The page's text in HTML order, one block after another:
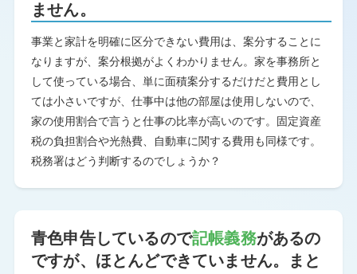
ません。
事業と家計を明確に区分できない費用は、案分することに
なりますが、案分根拠がよくわかりません。家を事務所と
して使っている場合、単に面積案分するだけだと費用とし
ては小さいですが、仕事中は他の部屋は使用しないので、
家の使用割合で言うと仕事の比率が高いのです。固定資産
税の負担割合や光熱費、自動車に関する費用も同様です。
税務署はどう判断するのでしょうか？
青色申告しているので記帳義務があるの
ですが、ほとんどできていません。まと